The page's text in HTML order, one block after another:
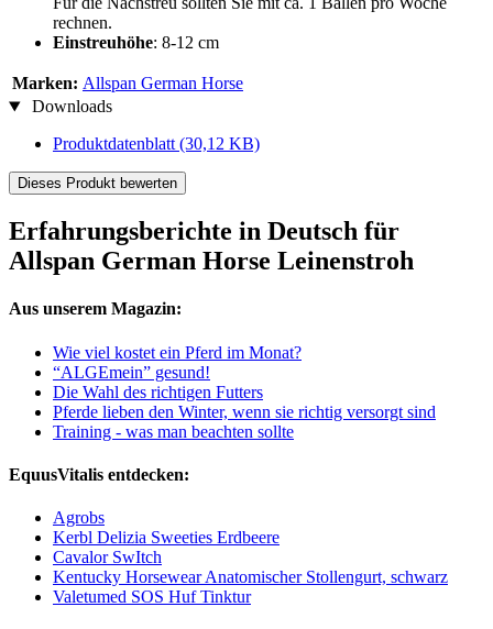
rechnen.
Einstreuhöhe: 8-12 cm
Marken: Allspan German Horse
Downloads
Produktdatenblatt (30,12 KB)
Dieses Produkt bewerten
Erfahrungsberichte in Deutsch für
Allspan German Horse Leinenstroh
Aus unserem Magazin:
Wie viel kostet ein Pferd im Monat?
“ALGEmein” gesund!
Die Wahl des richtigen Futters
Pferde lieben den Winter, wenn sie richtig versorgt sind
Training - was man beachten sollte
EquusVitalis entdecken:
Agrobs
Kerbl Delizia Sweeties Erdbeere
Cavalor SwItch
Kentucky Horsewear Anatomischer Stollengurt, schwarz
Valetumed SOS Huf Tinktur